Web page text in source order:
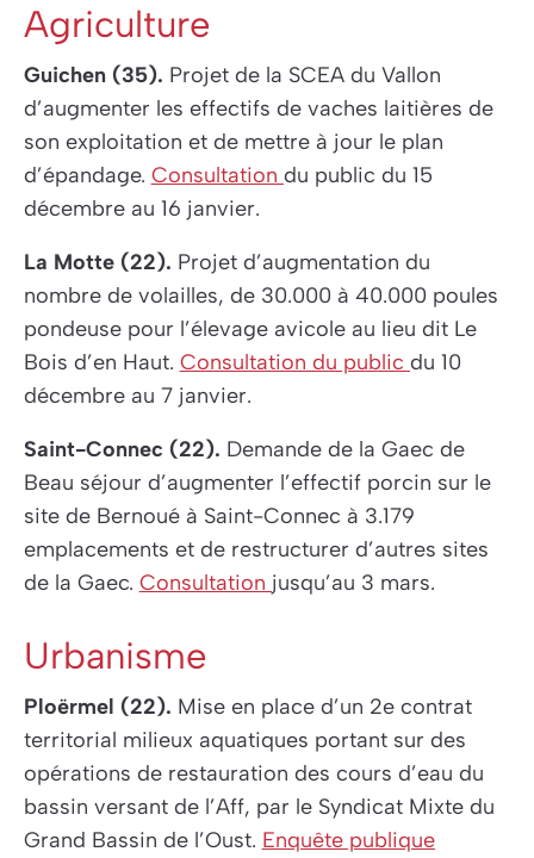
Agriculture
Guichen (35). Projet de la SCEA du Vallon
d’augmenter les effectifs de vaches laitières de
son exploitation et de mettre à jour le plan
d’épandage. Consultation du public du 15
décembre au 16 janvier.
La Motte (22). Projet d’augmentation du
nombre de volailles, de 30.000 à 40.000 poules
pondeuse pour l’élevage avicole au lieu dit Le
Bois d’en Haut. Consultation du public du 10
décembre au 7 janvier.
Saint-Connec (22). Demande de la Gaec de
Beau séjour d’augmenter l’effectif porcin sur le
site de Bernoué à Saint-Connec à 3.179
emplacements et de restructurer d’autres sites
de la Gaec. Consultation jusqu’au 3 mars.
Urbanisme
Ploërmel (22). Mise en place d’un 2e contrat
territorial milieux aquatiques portant sur des
opérations de restauration des cours d’eau du
bassin versant de l’Aff, par le Syndicat Mixte du
Grand Bassin de l’Oust. Enquête publique